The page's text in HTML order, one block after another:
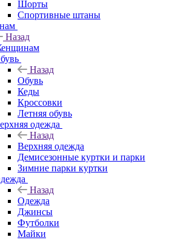
Шорты
Спортивные штаны
Назад
Назад
Обувь
Кеды
Кроссовки
Летняя обувь
одежда
Назад
Верхняя одежда
Демисезонные куртки и парки
Зимние парки куртки
Назад
Одежда
Джинсы
Футболки
Майки